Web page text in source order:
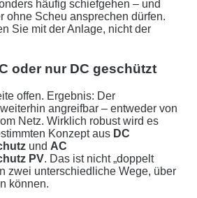
häufig schiefgehen – und
ohne Scheu ansprechen dürfen.
Sie mit der Anlage, nicht der
oder nur DC geschützt
offen. Ergebnis: Der
angreifbar – entweder von
Netz. Wirklich robust wird es
Konzept aus DC
und AC
PV. Das ist nicht „doppelt
zwei unterschiedliche Wege, über
können.